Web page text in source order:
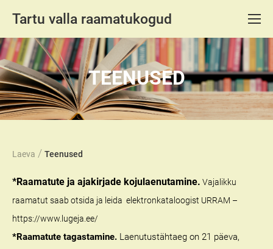
Tartu valla raamatukogud
TEENUSED
Laeva / Teenused
*Raamatute ja ajakirjade kojulaenutamine. Vajalikku
raamatut saab otsida ja leida elektronkataloogist URRAM –
https://www.lugeja.ee/
*Raamatute tagastamine. Laenutustähtaeg on 21 päeva,